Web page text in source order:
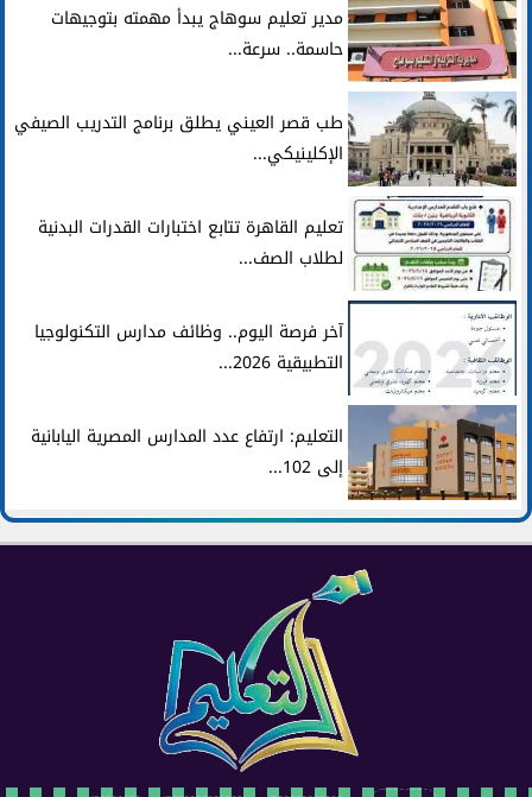
مدير تعليم سوهاج يبدأ مهمته بتوجيهات
حاسمة.. سرعة...
طب قصر العيني يطلق برنامج التدريب الصيفي
الإكلينيكي...
تعليم القاهرة تتابع اختبارات القدرات البدنية
لطلاب الصف...
آخر فرصة اليوم.. وظائف مدارس التكنولوجيا
التطبيقية 2026...
التعليم: ارتفاع عدد المدارس المصرية اليابانية
إلى 102...